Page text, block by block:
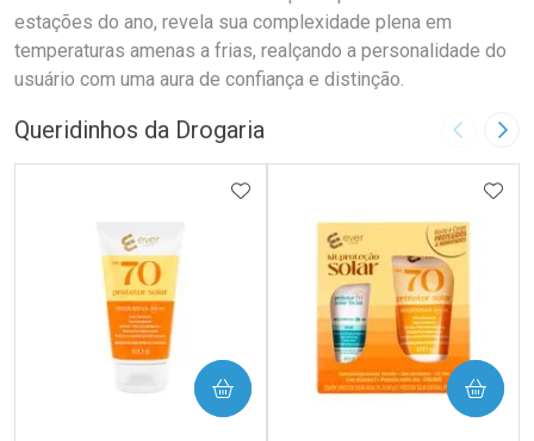
estações do ano, revela sua complexidade plena em
temperaturas amenas a frias, realçando a personalidade do
usuário com uma aura de confiança e distinção.
Queridinhos da Drogaria Imagem
ADICIONAR AOS FAVORITOS
COMPRAR COMPRAR